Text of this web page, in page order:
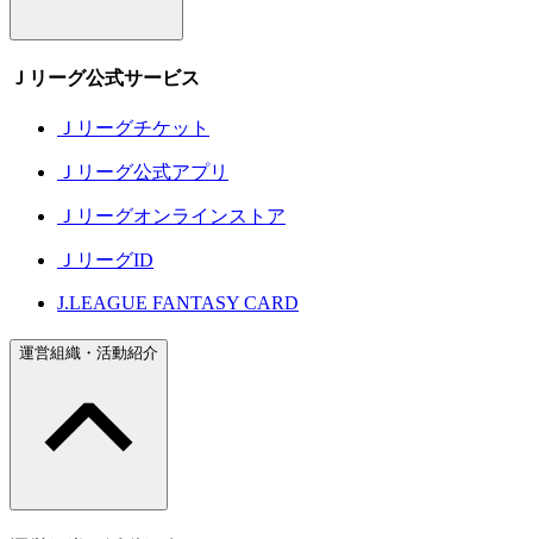
Ｊリーグ公式サービス
Ｊリーグチケット
Ｊリーグ公式アプリ
Ｊリーグオンラインストア
ＪリーグID
J.LEAGUE FANTASY CARD
運営組織・活動紹介